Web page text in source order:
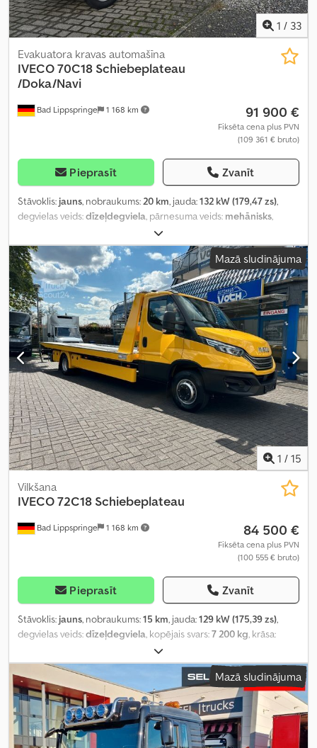
1 / 33
Bad Lippspringe 1 168 km
Evakuatora kravas automašīna
IVECO70C18 Schiebeplateau
/Doka/Navi
91 900 €
Fiksēta cena plus PVN
(109 361 € bruto)
Pieprasīt Zvanīt
Stāvoklis: jauns, nobraukums:20 km, jauda:132 kW (179,47 zs),
degvielas veids:dīzeļdegviela, pārnesuma veids: mehānisks,
, krautuves garums:
vietas platums:2 250 mm, emisijas klase:Euro 6, krāsa:dzeltens,
sēdvietu skaits:
, Ražošanas gads:2024, Aprīkojums:ABS, borta
dators, centrālā atslēga, elektroniskā stabilitātes programma
(ESP), gaisa kondicionēšana, gaisa spilvens, kruīza kontrole,
kvēpu filtrs, miglas lukturi, navigācijas sistēma, stūres
pastiprinātājs, vilces kontroles sistēma,
Mazā sludinājuma
1 / 15
Bad Lippspringe 1 168 km
Vilkšana
IVECO72C18 Schiebeplateau
84 500 €
Fiksēta cena plus PVN
(100 555 € bruto)
Pieprasīt Zvanīt
Stāvoklis: jauns, nobraukums:15 km, jauda:129 kW (175,39 zs),
degvielas veids:dīzeļdegviela , kopējais svars:7 200 kg , krāsa:
mehānisks
sēdvietu skaits:3, krautuves garums:6 100 mm, iekraušanas vietas
platums:
2 250 mm, Aprīkojums:
ABS, centrālā atslēga,
elektroniskā stabilitātes programma (ESP), gaisa
kondicionēšana, kvēpu filtrs, navigācijas sistēma, stāvvietas
sildītājs,
Mazā sludinājuma